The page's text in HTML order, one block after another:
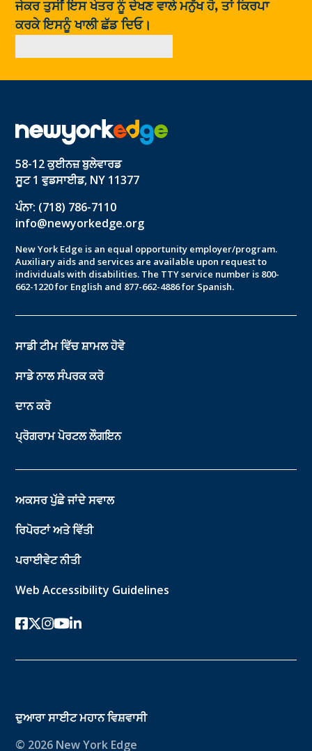
ਜੇਕਰ ਤੁਸੀਂ ਇਸ ਖੇਤਰ ਨੂੰ ਦੇਖਣ ਵਾਲੇ ਮਨੁੱਖ ਹੋ, ਤਾਂ ਕਿਰਪਾ
ਕਰਕੇ ਇਸਨੂੰ ਖਾਲੀ ਛੱਡ ਦਿਓ।
58-12 ਕੁਈਨਜ਼ ਬੁਲੇਵਾਰਡ
ਸੂਟ 1 ਵੁਡਸਾਈਡ, NY 11377
ਪੰਨਾ: (718) 786-7110
info@newyorkedge.org
New York Edge is an equal opportunity employer/program.
Auxiliary aids and services are available upon request to
individuals with disabilities. The TTY service number is 800-
662-1220 for English and 877-662-4886 for Spanish.
ਸਾਡੀ ਟੀਮ ਵਿੱਚ ਸ਼ਾਮਲ ਹੋਵੋ
ਸਾਡੇ ਨਾਲ ਸੰਪਰਕ ਕਰੋ
ਦਾਨ ਕਰੋ
ਪ੍ਰੋਗਰਾਮ ਪੋਰਟਲ ਲੌਗਇਨ
ਅਕਸਰ ਪੁੱਛੇ ਜਾਂਦੇ ਸਵਾਲ
ਰਿਪੋਰਟਾਂ ਅਤੇ ਵਿੱਤੀ
ਪਰਾਈਵੇਟ ਨੀਤੀ
Web Accessibility Guidelines
ਫੇਸਬੁੱਕ
ਟਵਿੱਟਰ-ਐਕਸ
instagram
youtube
ਲਿੰਕਡਇਨ
ਦੁਆਰਾ ਸਾਈਟਮਹਾਨ ਵਿਸ਼ਵਾਸੀ
© 2026 New York Edge